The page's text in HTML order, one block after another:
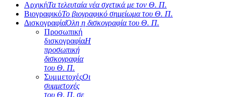
ΑρχικήΤα τελευταία νέα σχετικά με τον Θ. Π.
ΒιογραφικόΤο βιογραφικό σημείωμα του Θ. Π.
ΔισκογραφίαΌλη η δισκογραφία του Θ. Π.
Προσωπική
δισκογραφίαΗ
προσωπική
δισκογραφία
του Θ. Π.
ΣυμμετοχέςΟι
συμμετοχές
του Θ. Π. σε